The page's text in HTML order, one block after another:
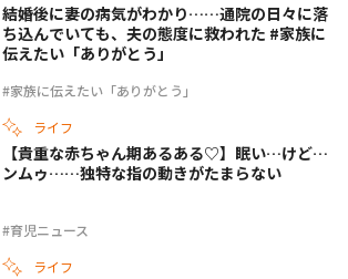
#家族に伝えたい「ありがとう」
結婚後に妻の病気がわかり……通院の日々に落
ち込んでいても、夫の態度に救われた #家族に
伝えたい「ありがとう」
ライフ
#育児ニュース
【貴重な赤ちゃん期あるある♡】眠い…けど…
ンムゥ……独特な指の動きがたまらない
ライフ